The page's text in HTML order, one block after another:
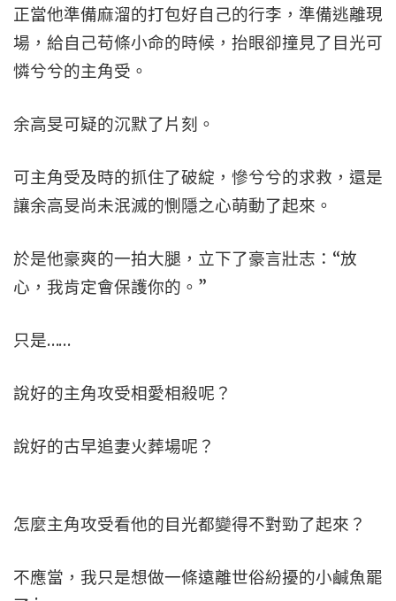
正當他準備麻溜的打包好自己的行李，準備逃離現
場，給自己苟條小命的時候，抬眼卻撞見了目光可
憐兮兮的主角受。
余高旻可疑的沉默了片刻。
可主角受及時的抓住了破綻，慘兮兮的求救，還是
讓余高旻尚未泯滅的惻隱之心萌動了起來。
於是他豪爽的一拍大腿，立下了豪言壯志：“放
心，我肯定會保護你的。”
只是……
說好的主角攻受相愛相殺呢？
說好的古早追妻火葬場呢？
怎麼主角攻受看他的目光都變得不對勁了起來？
不應當，我只是想做一條遠離世俗紛擾的小鹹魚罷